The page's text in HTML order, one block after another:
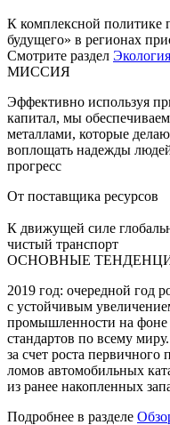
К комплексной политике
будущего» в регионах
Смотрите раздел Экология
МИССИЯ
Эффективно используя
капитал, мы
металлами, которые
воплощать надежды
прогресс
От поставщика ресурсов
К движущей силе
чистый транспорт
ОСНОВНЫЕ
2019 год: очередной год
с устойчивым
промышленности на фоне
стандартов по всему
за счет роста первичного
ломов автомобильных
из ранее накопленных
Подробнее в разделе